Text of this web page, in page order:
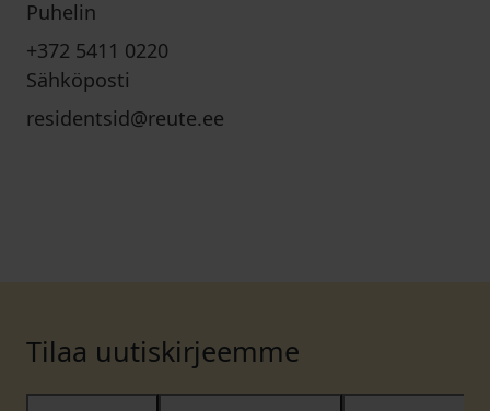
Puhelin
+372 5411 0220
Sähköposti
residentsid@reute.ee
Tilaa uutiskirjeemme